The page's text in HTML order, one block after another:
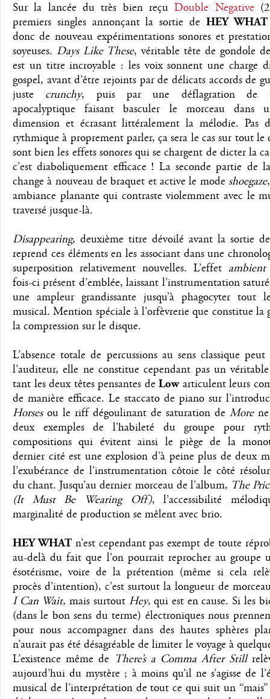
Sur la lancée du très bien reçuDouble Negative
premiers singles annonçant la sortie de HEY WHAT
donc de nouveau expérimentations sonores et
soyeuses. Days Like These, véritable tête de gondole
est un titre incroyable : les voix sonnent une charge
gospel, avant d’être rejoints par de délicats accords de
juste crunchy, puis par une déflagration de
apocalyptique faisant basculer le morceau dans
dimension et écrasant littéralement la mélodie. Pas
rythmique à proprement parler, ça sera le cas sur tout le
sont bien les effets sonores qui se chargent de dicter la
c’est diaboliquement efficace ! La seconde partie de
change à nouveau de braquet et active le mode shoegaze
ambiance planante qui contraste violemment avec le
traversé jusque-là.
Disappearing, deuxième titre dévoilé avant la sortie
reprend ces éléments en les associant dans une
superposition relativement nouvelles. L’effet ambient
fois-ci présent d’emblée, laissant l’instrumentation
une ampleur grandissante jusqu’à phagocyter tout
musical. Mention spéciale à l'orfèvrerie que constitue la
la compression sur le disque.
L’absence totale de percussions au sens classique
l’auditeur, elle ne constitue cependant pas un
tant les deux têtes pensantes deLowarticulent leurs
de manière efficace. Le staccato de piano sur
Horsesou le riff dégoulinant de saturation deMorene
deux exemples de l'habileté du groupe pour
compositions qui évitent ainsi le piège de la
dernier cité est une explosion d’à peine plus de deux
l’exubérance de l’instrumentation côtoie le côté
du chant. Jusqu’au dernier morceau de l’album, The
(It Must Be Wearing Off), l’accessibilité
marginalité de production se mêlent avec brio.
HEY WHATn’est cependant pas exempt de toute
au-delà du fait que l’on pourrait reprocher au groupe
ésotérisme, voire de la prétention (même si cela
procès d’intention), c’est surtout la longueur de
I Can Wait, mais surtout Hey, qui est en cause. Si les
(dans le bon sens du terme) électroniques nous
pour nous accompagner dans des hautes sphères
n’aurait pas été désagréable de limiter le voyage à
L’existence même de There’s a Comma After Still
aujourd’hui du mystère ; à moins qu’il ne s’agisse de
musical de l’interprétation de tout ce qui suit un